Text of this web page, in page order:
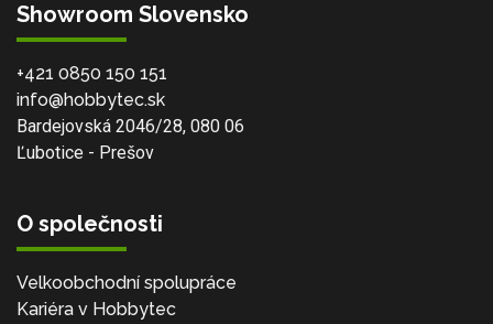
Showroom Slovensko
+421 0850 150 151
info@hobbytec.sk
Bardejovská 2046/28, 080 06
Ľubotice - Prešov
O společnosti
Velkoobchodní spolupráce
Kariéra v Hobbytec